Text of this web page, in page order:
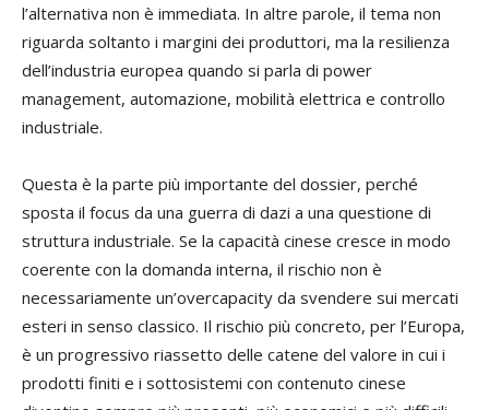
l’alternativa non è immediata. In altre parole, il tema non
riguarda soltanto i margini dei produttori, ma la resilienza
dell’industria europea quando si parla di power
management, automazione, mobilità elettrica e controllo
industriale.
Questa è la parte più importante del dossier, perché
sposta il focus da una guerra di dazi a una questione di
struttura industriale. Se la capacità cinese cresce in modo
coerente con la domanda interna, il rischio non è
necessariamente un’overcapacity da svendere sui mercati
esteri in senso classico. Il rischio più concreto, per l’Europa,
è un progressivo riassetto delle catene del valore in cui i
prodotti finiti e i sottosistemi con contenuto cinese